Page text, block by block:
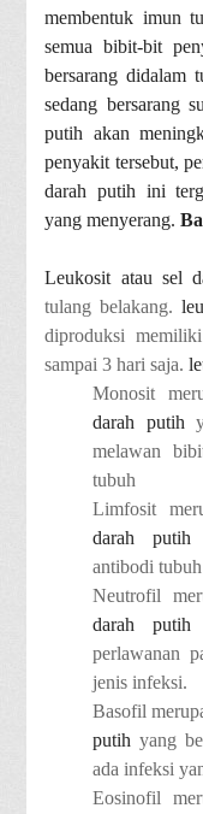
membentuk imun
semua bibit-bit
bersarang didalam
sedang bersarang
putih akan
penyakit tersebut,
darah putih ini
yang menyerang.
Leukosit atau sel
tulang belakang.
diproduksi
sampai 3 hari saja.
Monosit
darah putih
melawan
tubuh
Limfosit
darah putih
antibodi tubuh
Neutrofil
darah putih
perlawanan
jenis infeksi.
Basofil
putih yang
ada infeksi
Eosinofil